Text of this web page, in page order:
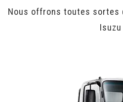
Nous offrons toutes sortes
Isuzu